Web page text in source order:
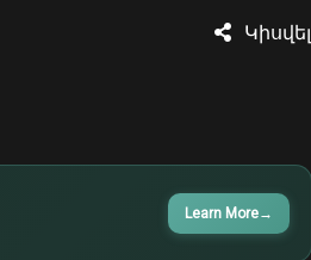
Կիսվել
Learn More →